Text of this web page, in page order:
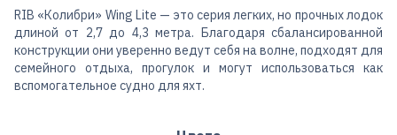
RIB «Колибри» Wing Lite — это серия легких, но прочных лодок
длиной от 2,7 до 4,3 метра. Благодаря сбалансированной
конструкции они уверенно ведут себя на волне, подходят для
семейного отдыха, прогулок и могут использоваться как
вспомогательное судно для яхт.